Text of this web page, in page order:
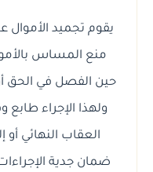
يقوم تجميد الأموال
منع المساس
حين الفصل في الحق
ولهذا الإجراء طابع
العقاب النهائي أو
ضمان جدية